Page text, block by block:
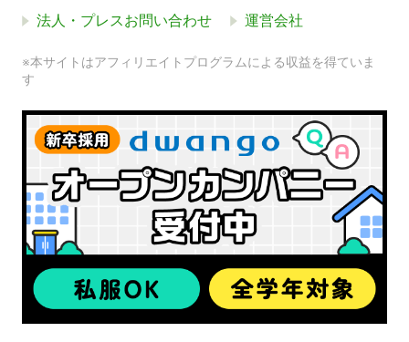
法人・プレスお問い合わせ 運営会社
※本サイトはアフィリエイトプログラムによる収益を得ていま
す